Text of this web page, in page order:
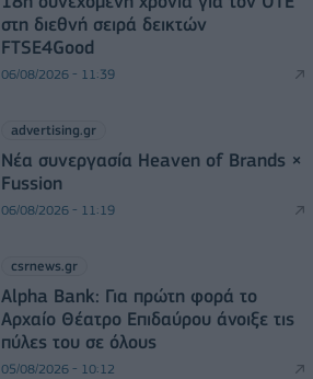
στη διεθνή σειρά δεικτών
FTSE4Good
06/08/2026 - 11:39
advertising.gr
Νέα συνεργασία Heaven of Brands ×
Fussion
06/08/2026 - 11:19
csrnews.gr
Alpha Bank: Για πρώτη φορά το
Αρχαίο Θέατρο Επιδαύρου άνοιξε τις
πύλες του σε όλους
05/08/2026 - 10:12